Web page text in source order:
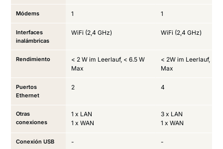
Módems 1 1
Interfaces
inalámbricas
WiFi (2,4 GHz) WiFi (2,4 GHz)
Rendimiento
< 2 W im Leerlauf, < 6.5 W
Max
< 2W im Leerlauf, <
Max
Puertos
Ethernet
2 4
Otras
conexiones
1 x LAN
1 x WAN
3 x LAN
1 x WAN
Conexión USB - -